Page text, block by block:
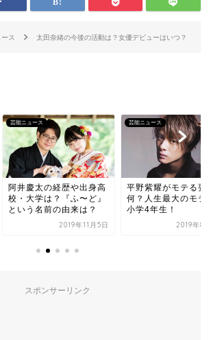
ス 太田奈緒の今後の活動は？女優デビューはいつ？
芸能ニュース
阿井慶太の経歴や出身高
校・大学は？『ふ〜ど』
という名前の由来は？
2019年11月5日
芸能ニュース
平野紫耀がモテる要
何？人生最大のモテ
小学4年生！
2019年8
スポンサーリンク